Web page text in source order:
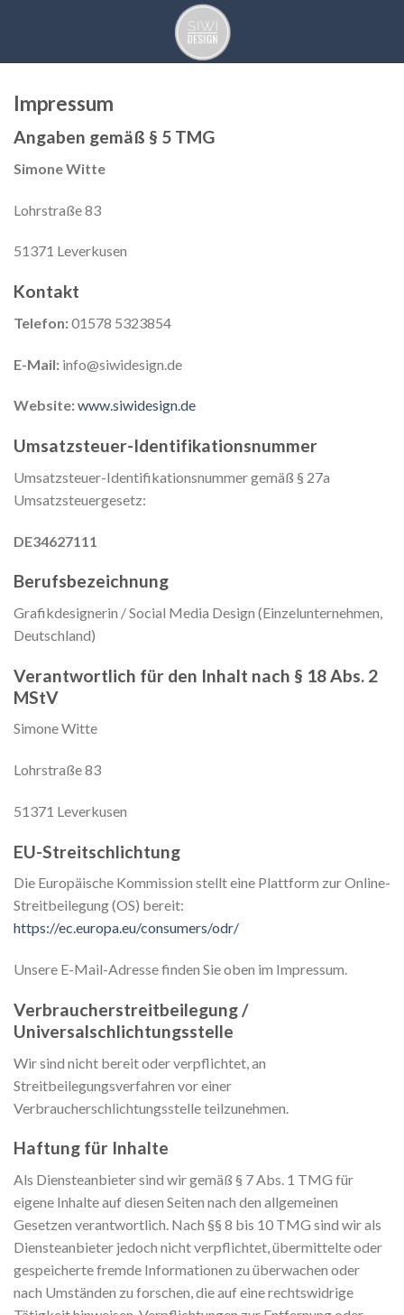
Impressum
Angaben gemäß § 5 TMG
Simone Witte
Lohrstraße 83
51371 Leverkusen
Kontakt
Telefon:01578 5323854
E-Mail: info@siwidesign.de
Website:www.siwidesign.de
Umsatzsteuer-Identifikationsnummer
Umsatzsteuer-Identifikationsnummer gemäß § 27a
Umsatzsteuergesetz:
DE34627111
Berufsbezeichnung
Grafikdesignerin / Social Media Design (Einzelunternehmen,
Deutschland)
Verantwortlich für den Inhalt nach § 18 Abs. 2
MStV
Simone Witte
Lohrstraße 83
51371 Leverkusen
EU-Streitschlichtung
Die Europäische Kommission stellt eine Plattform zur Online-
Streitbeilegung (OS) bereit:
https://ec.europa.eu/consumers/odr/
Unsere E-Mail-Adresse finden Sie oben im Impressum.
Verbraucherstreitbeilegung /
Universalschlichtungsstelle
Wir sind nicht bereit oder verpflichtet, an
Streitbeilegungsverfahren vor einer
Verbraucherschlichtungsstelle teilzunehmen.
Haftung für Inhalte
Als Diensteanbieter sind wir gemäß § 7 Abs. 1 TMG für
eigene Inhalte auf diesen Seiten nach den allgemeinen
Gesetzen verantwortlich. Nach §§ 8 bis 10 TMG sind wir als
Diensteanbieter jedoch nicht verpflichtet, übermittelte oder
gespeicherte fremde Informationen zu überwachen oder
nach Umständen zu forschen, die auf eine rechtswidrige